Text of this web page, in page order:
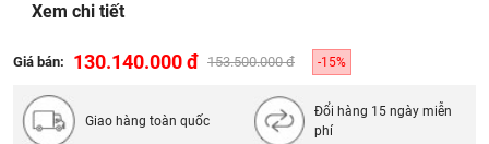
Màu sắc: Trắng pha đen
Xem chi tiết
Giá bán: 130.140.000 đ 153.500.000 đ -15%
Giao hàng toàn quốc
Đổi hàng 15 ngày miễn
phí